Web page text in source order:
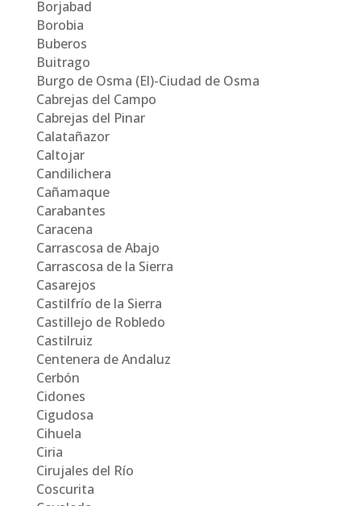
Borjabad
Borobia
Buberos
Buitrago
Burgo de Osma (El)-Ciudad de Osma
Cabrejas del Campo
Cabrejas del Pinar
Calatañazor
Caltojar
Candilichera
Cañamaque
Carabantes
Caracena
Carrascosa de Abajo
Carrascosa de la Sierra
Casarejos
Castilfrío de la Sierra
Castillejo de Robledo
Castilruiz
Centenera de Andaluz
Cerbón
Cidones
Cigudosa
Cihuela
Ciria
Cirujales del Río
Coscurita